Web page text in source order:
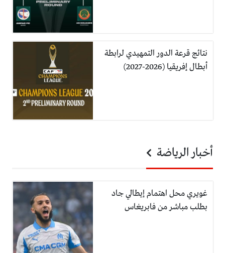
نتائج قرعة الدور التمهيدي لرابطة
أبطال إفريقيا (2026-2027)
أخبار الرياضة
غويري محل اهتمام إيطالي جاد
بطلب مباشر من فابريغاس